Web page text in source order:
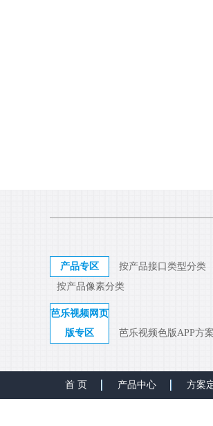
产品专区 按产品接口类型分类
按产品像素分类
芭乐视频网页
版专区
芭乐视频色版APP方
首 页 产品中心 方案